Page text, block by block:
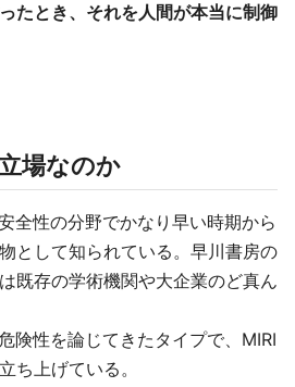
たとき、それを人間が本当に制御
場なのか
全性の分野でかなり早い時期から
として知られている。早川書房の
既存の学術機関や大企業のど真ん
険性を論じてきたタイプで、MIRI
ち上げている。